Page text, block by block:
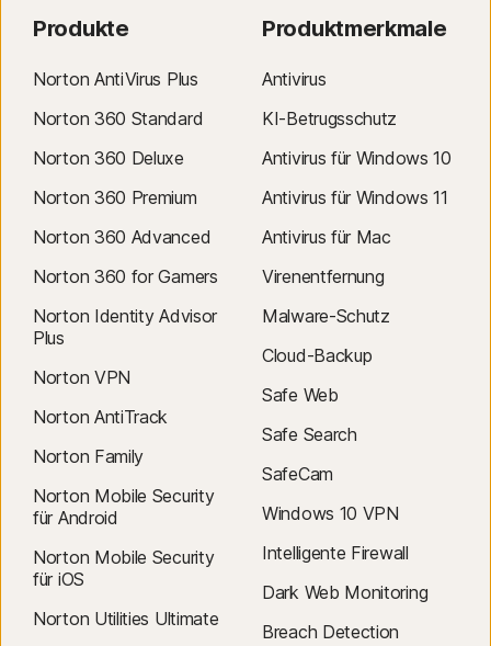
Produkte
Norton AntiVirus Plus
Norton 360 Standard
Norton 360 Deluxe
Norton 360 Premium
Norton 360 Advanced
Norton 360 for Gamers
Norton Identity Advisor
Plus
Norton VPN
Norton AntiTrack
Norton Family
Norton Mobile Security
für Android
Norton Mobile Security
für iOS
Norton Utilities Ultimate
Produktmerkmale
Antivirus
KI-Betrugsschutz
Antivirus für Windows 10
Antivirus für Windows 11
Antivirus für Mac
Virenentfernung
Malware-Schutz
Cloud-Backup
Safe Web
Safe Search
SafeCam
Windows 10 VPN
Intelligente Firewall
Dark Web Monitoring
Breach Detection